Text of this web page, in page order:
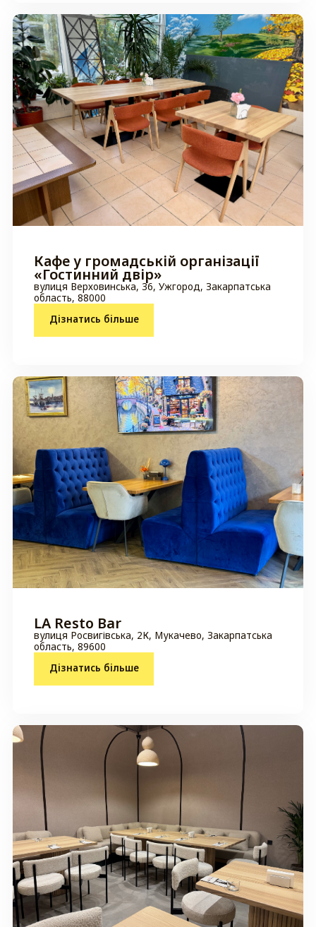
Кафе у громадській організації
«Гостинний двір»
вулиця Верховинська, 36, Ужгород, Закарпатська
область, 88000
Дізнатись більше
LA Resto Bar
вулиця Росвигівська, 2К, Мукачево, Закарпатська
область, 89600
Дізнатись більше